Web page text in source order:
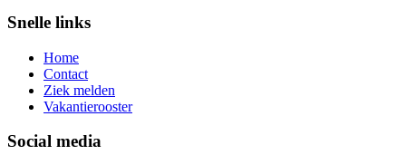
Snelle links
Home
Contact
Ziek melden
Vakantierooster
Social media